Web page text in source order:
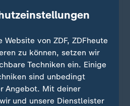
künftigen Besuche zu
. Ihre
Sie im Bereich „Meine
anzeigen
von ZDF, ZDFheute
zu können, setzen wir
Techniken ein. Einige
sind unbedingt
Angebot. Mit deiner
und unsere Dienstleister